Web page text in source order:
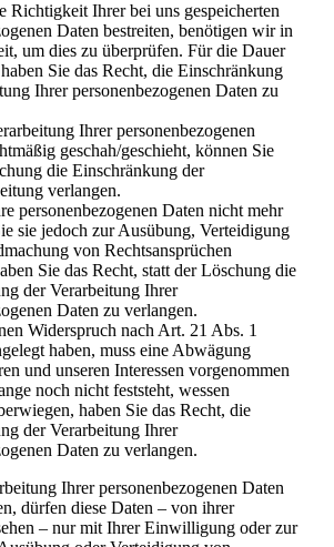
Richtigkeit Ihrer bei uns gespeicherten
Daten bestreiten, benötigen wir in
um dies zu überprüfen. Für die Dauer
Sie das Recht, die Einschränkung
Ihrer personenbezogenen Daten zu
Ihrer personenbezogenen
geschah/geschieht, können Sie
die Einschränkung der
verlangen.
personenbezogenen Daten nicht mehr
sie jedoch zur Ausübung, Verteidigung
von Rechtsansprüchen
Sie das Recht, statt der Löschung die
der Verarbeitung Ihrer
Daten zu verlangen.
Widerspruch nach Art. 21 Abs. 1
haben, muss eine Abwägung
und unseren Interessen vorgenommen
noch nicht feststeht, wessen
haben Sie das Recht, die
der Verarbeitung Ihrer
Daten zu verlangen.
Ihrer personenbezogenen Daten
dürfen diese Daten – von ihrer
– nur mit Ihrer Einwilligung oder zur